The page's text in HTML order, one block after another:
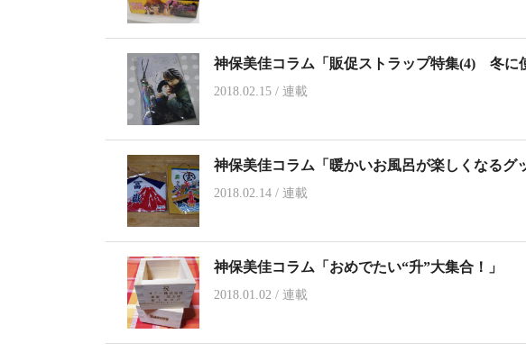
神保美佳コラム「販促ストラップ特集(4) 冬に
2018.02.15 / 連載
神保美佳コラム「暖かいお風呂が楽しくなるグ
2018.02.14 / 連載
神保美佳コラム「おめでたい“升”大集合！」
2018.01.02 / 連載